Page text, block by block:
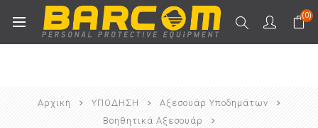
(0)
Αρχική ΥΠΟΔΗΣΗ
Αξεσουάρ Υποδημάτων
Βοηθητικά Αξεσουάρ